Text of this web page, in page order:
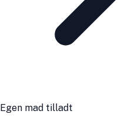
Egen mad tilladt